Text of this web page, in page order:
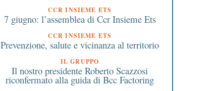
CCR INSIEME ETS
7 giugno: l’assemblea di Ccr Insieme Ets
CCR INSIEME ETS
Prevenzione, salute e vicinanza al territorio
IL GRUPPO
Il nostro presidente Roberto Scazzosi
riconfermato alla guida di Bcc Factoring